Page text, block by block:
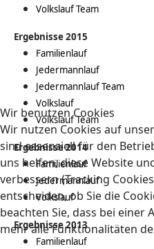
Volkslauf Team
Ergebnisse 2015
Familienlauf
Jedermannlauf
Jedermannlauf Team
Volkslauf
Volkslauf Team
Ergebnisse 2014
Familienlauf
Jedermannlauf
Volkslauf
Ergebnisse 2013
Familienlauf
Wir benutzen Cookies
Wir nutzen Cookies auf
sind essenziell für den
uns helfen, diese Website
verbessern (Tracking
entscheiden, ob Sie die
beachten Sie, dass bei
mehr alle Funktionalitäten